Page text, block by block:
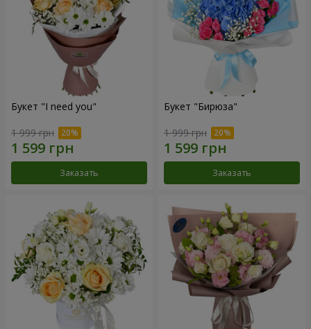
Букет "I need you"
1 999 грн
Заказать
Букет "Бирюза"
1 999 грн
Заказать